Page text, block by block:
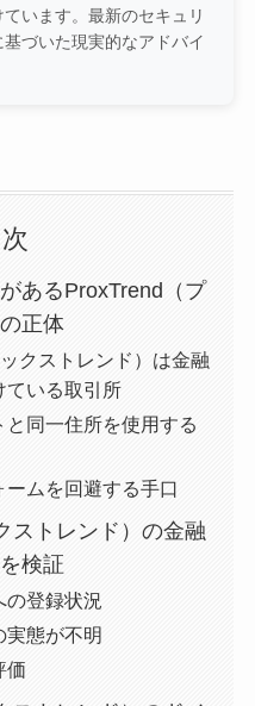
います。最新のセキュリ
づいた現実的なアドバイ
あるProxTrend（プ
正体
クストレンド）は金融
ている取引所
同一住所を使用する
ムを回避する手口
ストレンド）の金融
検証
の登録状況
実態が不明
価